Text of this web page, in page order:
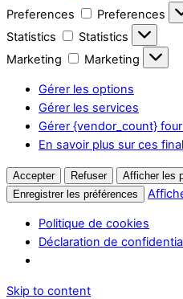
Preferences
Preferences
Statistics
Statistics
Marketing
Marketing
Gérer les options
Gérer les services
Gérer {vendor_count}
En savoir plus sur ces
Accepter Refuser
Afficher les
Enregistrer les préférences
Politique de cookies
Déclaration de
Skip to content